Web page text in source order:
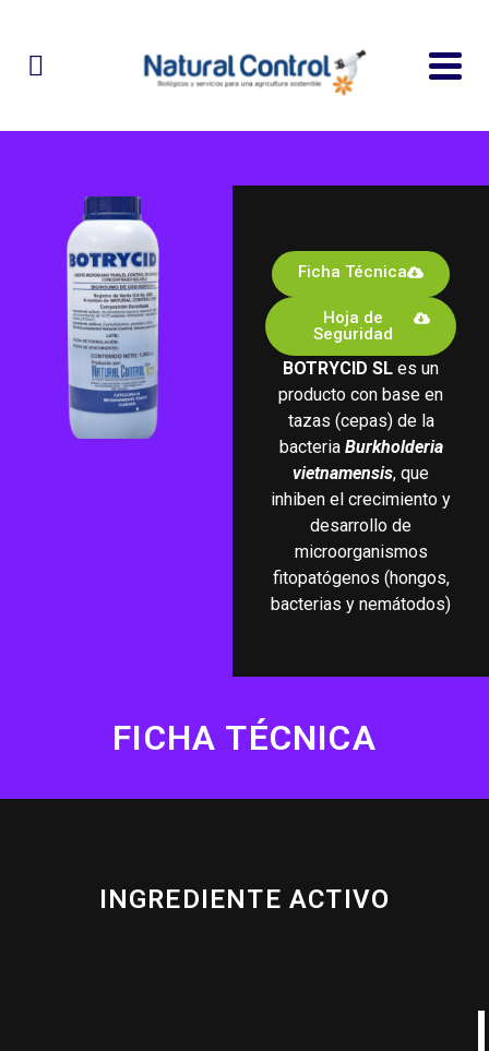
Ficha Técnica
Hoja de
Seguridad
BOTRYCID SL es un
producto con base en
tazas (cepas) de la
bacteria Burkholderia
vietnamensis, que
inhiben el crecimiento y
desarrollo de
microorganismos
fitopatógenos (hongos,
bacterias y nemátodos)
FICHA TÉCNICA
INGREDIENTE ACTIVO